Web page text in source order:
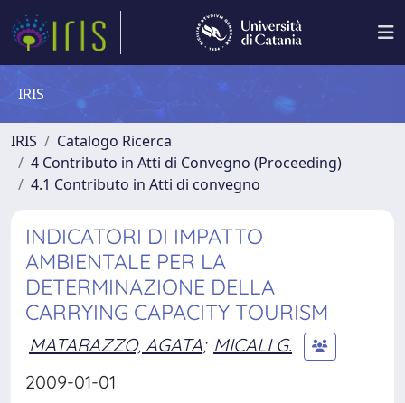
IRIS
IRIS
Catalogo Ricerca
4 Contributo in Atti di Convegno (Proceeding)
4.1 Contributo in Atti di convegno
INDICATORI DI IMPATTO
AMBIENTALE PER LA
DETERMINAZIONE DELLA
CARRYING CAPACITY TOURISM
MATARAZZO, AGATA; MICALI G.
2009-01-01